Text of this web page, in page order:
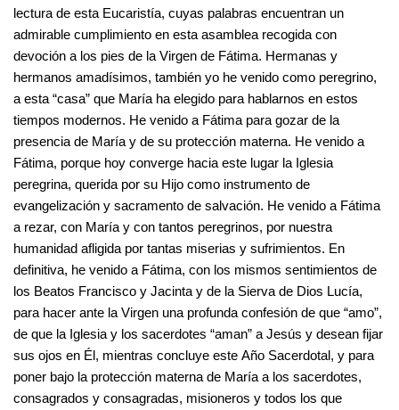
lectura de esta Eucaristía, cuyas palabras encuentran un
admirable cumplimiento en esta asamblea recogida con
devoción a los pies de la Virgen de Fátima. Hermanas y
hermanos amadísimos, también yo he venido como peregrino,
a esta “casa” que María ha elegido para hablarnos en estos
tiempos modernos. He venido a Fátima para gozar de la
presencia de María y de su protección materna. He venido a
Fátima, porque hoy converge hacia este lugar la Iglesia
peregrina, querida por su Hijo como instrumento de
evangelización y sacramento de salvación. He venido a Fátima
a rezar, con María y con tantos peregrinos, por nuestra
humanidad afligida por tantas miserias y sufrimientos. En
definitiva, he venido a Fátima, con los mismos sentimientos de
los Beatos Francisco y Jacinta y de la Sierva de Dios Lucía,
para hacer ante la Virgen una profunda confesión de que “amo”,
de que la Iglesia y los sacerdotes “aman” a Jesús y desean fijar
sus ojos en Él, mientras concluye este Año Sacerdotal, y para
poner bajo la protección materna de María a los sacerdotes,
consagrados y consagradas, misioneros y todos los que